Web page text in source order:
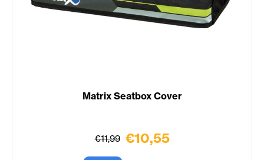
Matrix Seatbox Cover
€11,99 €10,55